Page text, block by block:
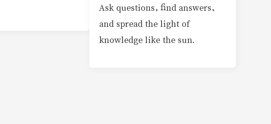
Ask questions, find answers,
and spread the light of
knowledge like the sun.